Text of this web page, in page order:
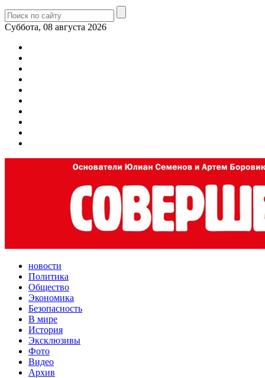
Суббота, 08 августа 2026
новости
Политика
Общество
Экономика
Безопасность
В мире
История
Эксклюзивы
Фото
Видео
Архив